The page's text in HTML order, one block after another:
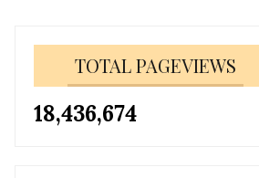
TOTAL PAGEVIEWS
18,436,674